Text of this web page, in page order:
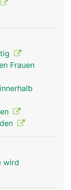
Frauen
wird